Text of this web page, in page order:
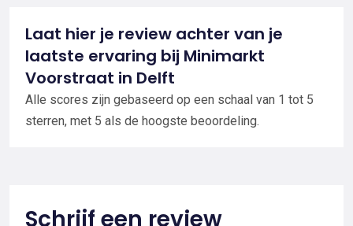
Laat hier je review achter van je
laatste ervaring bij Minimarkt
Voorstraat in Delft
Alle scores zijn gebaseerd op een schaal van 1 tot 5
sterren, met 5 als de hoogste beoordeling.
Schrijf een review